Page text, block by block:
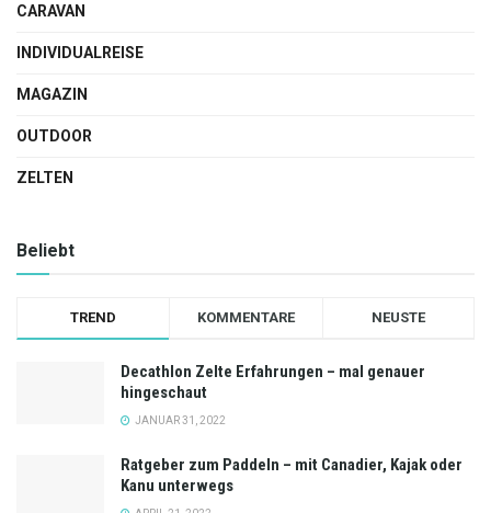
CARAVAN
INDIVIDUALREISE
MAGAZIN
OUTDOOR
ZELTEN
Beliebt
TREND KOMMENTARE NEUSTE
Decathlon Zelte Erfahrungen – mal genauer
hingeschaut
JANUAR 31, 2022
Ratgeber zum Paddeln – mit Canadier, Kajak oder
Kanu unterwegs